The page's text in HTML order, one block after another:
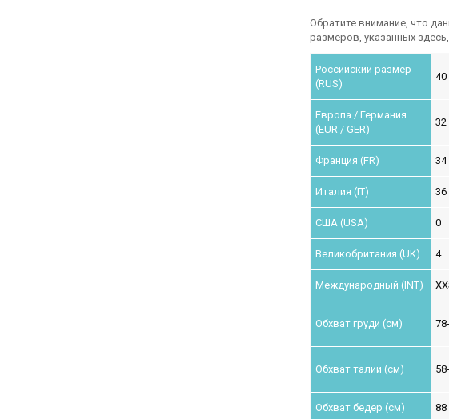
Обратите внимание, что
размеров, указанных
Российский размер
(RUS)
40
Европа / Германия
(EUR / GER)
32
Франция (FR) 34
Италия (IT) 36
США (USA) 0
Великобритания (UK) 4
Международный (INT)
Обхват груди (см)
Обхват талии (см)
Обхват бедер (см) 88